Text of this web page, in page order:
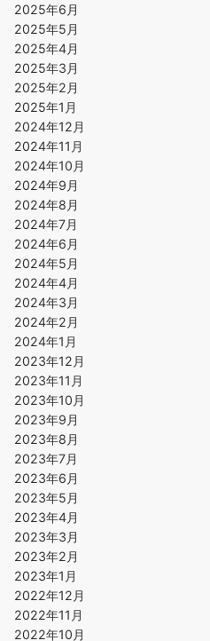
2025年6月
2025年5月
2025年4月
2025年3月
2025年2月
2025年1月
2024年12月
2024年11月
2024年10月
2024年9月
2024年8月
2024年7月
2024年6月
2024年5月
2024年4月
2024年3月
2024年2月
2024年1月
2023年12月
2023年11月
2023年10月
2023年9月
2023年8月
2023年7月
2023年6月
2023年5月
2023年4月
2023年3月
2023年2月
2023年1月
2022年12月
2022年11月
2022年10月